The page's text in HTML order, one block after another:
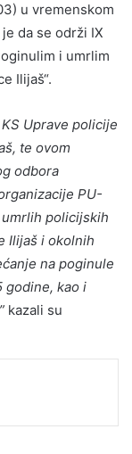
u vremenskom
da se održi IX
i umrlim
Ilijaš“.
Uprave policije
te ovom
odbora
PU-
policijskih
Ilijaš i okolnih
na poginule
godine, kao i
kazali su